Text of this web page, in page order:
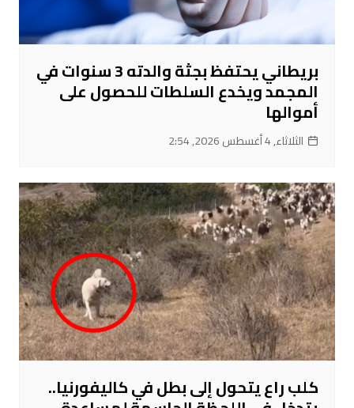
بريطاني يحتفظ بجثة والدته 3 سنوات في
المجمد ويخدع السلطات للحصول على
أموالها
الثلاثاء, 4 أغسطس 2026, 2:54
كلب راع يتحول إلى بطل في كاليفورنيا..